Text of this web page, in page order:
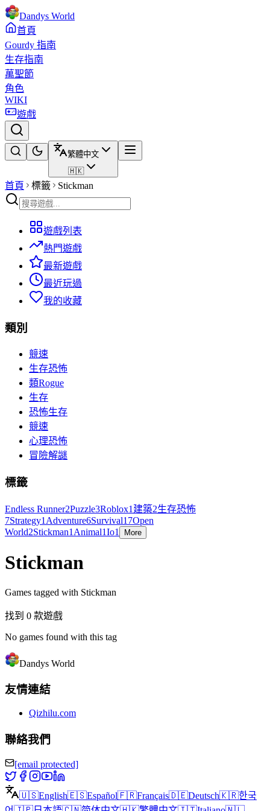
Dandys World
首頁
Gourdy 指南
生存指南
萬聖節
角色
WIKI
遊戲
繁體中文
🇭🇰
首頁 標籤 Stickman
遊戲列表
熱門遊戲
最新遊戲
最近玩過
我的收藏
類別
競速
生存恐怖
類Rogue
生存
恐怖生存
競速
心理恐怖
冒險解謎
標籤
Endless Runner2Puzzle3Roblox1 建築2生存恐怖
7Strategy1 Adventure6Survival17Open
World2Stickman1 Animal1Io1 More
Stickman
Games tagged with Stickman
找到 0 款遊戲
No games found with this tag
Dandys World
友情連結
Qizhilu.com
聯絡我們
[email protected]
🇺🇸English🇪🇸Español🇫🇷Français🇩🇪Deutsch🇰🇷한국